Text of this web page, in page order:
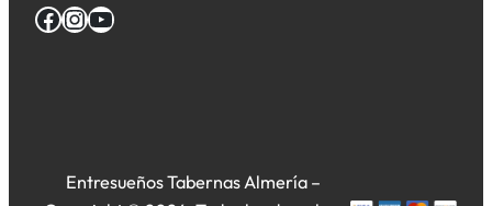
Facebook InstagramYouTube
Entresueños Tabernas Almería –